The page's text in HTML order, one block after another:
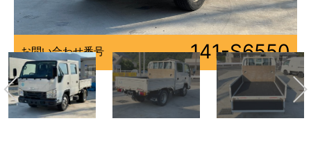
お問い合わせ番号 141-S6550